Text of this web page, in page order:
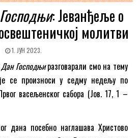
: Јеванђеље о
молитви
1. ЈУН 2023.
Дан Господњиразговарали смо на тему
се произноси у седму недељу по
васељенског сабора (Јов. 17, 1 –
дана посебно наглашава Христово